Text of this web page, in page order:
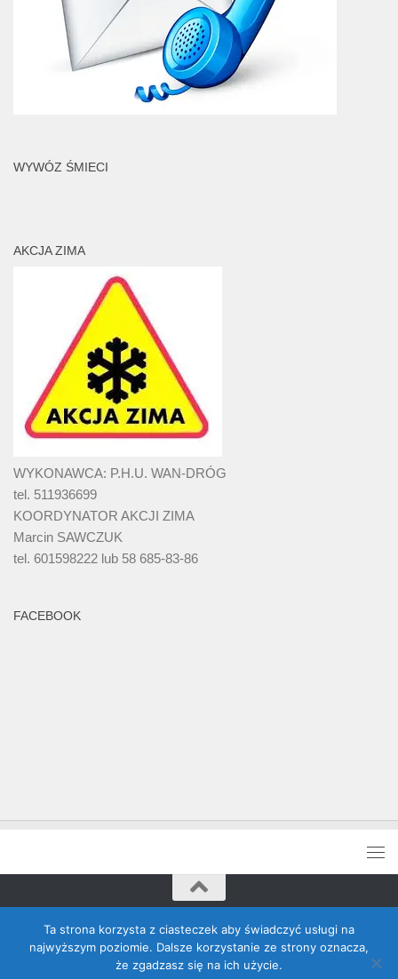
WYWÓZ ŚMIECI
AKCJA ZIMA
WYKONAWCA: P.H.U. WAN-DRÓG
tel. 511936699
KOORDYNATOR AKCJI ZIMA
Marcin SAWCZUK
tel. 601598222 lub 58 685-83-86
FACEBOOK
Rada Banino © 2026. Wszelkie prawa zastrzeżone
Ta strona korzysta z ciasteczek aby świadczyć usługi na
najwyższym poziomie. Dalsze korzystanie ze strony oznacza,
że zgadzasz się na ich użycie.